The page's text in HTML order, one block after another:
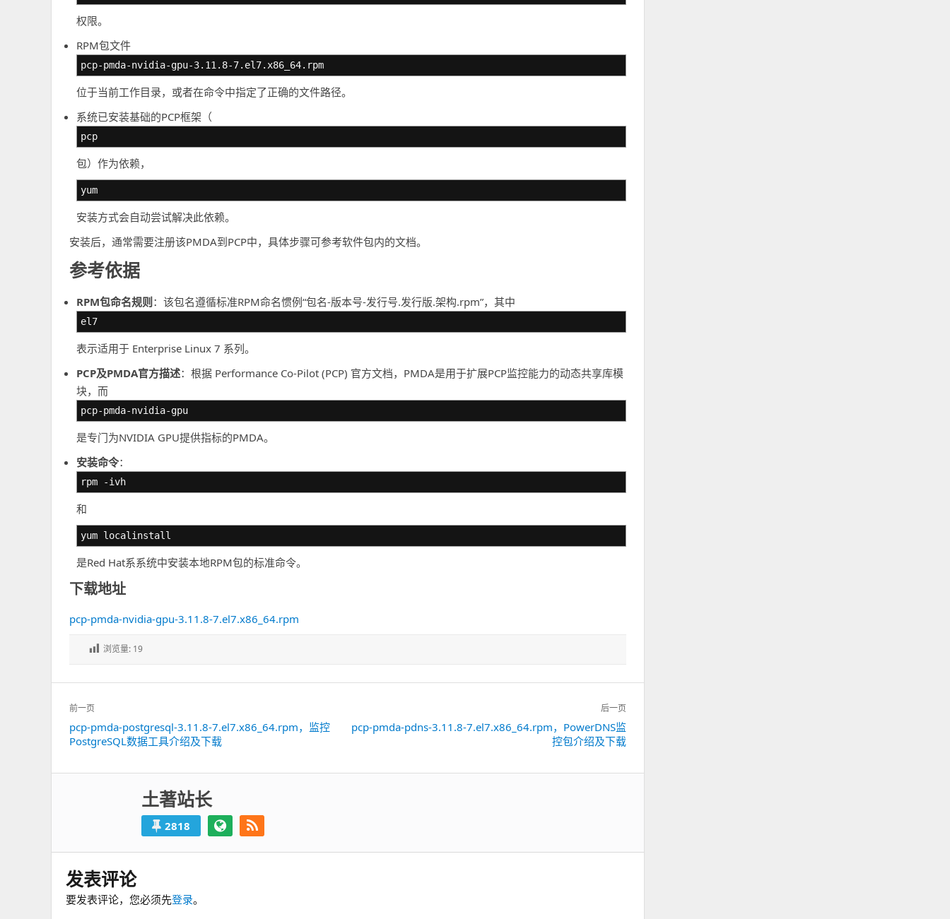
权限。
RPM包文件
pcp-pmda-nvidia-gpu-3.11.8-7.el7.x86_64.rpm
位于当前工作目录，或者在命令中指定了正确的文件路径。
系统已安装基础的PCP框架（
pcp
包）作为依赖，
yum
安装方式会自动尝试解决此依赖。
安装后，通常需要注册该PMDA到PCP中，具体步骤可参考软件包内的文档。
参考依据
RPM包命名规则 ：该包名遵循标准RPM命名惯例“包名-版本号-发行号.发行版.架构.rpm”，其中
el7
表示适用于 Enterprise Linux 7 系列。
PCP及PMDA官方描述：根据 Performance Co-Pilot (PCP) 官方文档，PMDA是用于扩展PCP监控能力的动态共享库模
块，而
pcp-pmda-nvidia-gpu
是专门为NVIDIA GPU提供指标的PMDA。
安装命令：
rpm -ivh
和
yum localinstall
是Red Hat系系统中安装本地RPM包的标准命令。
下载地址
pcp-pmda-nvidia-gpu-3.11.8-7.el7.x86_64.rpm
浏览量: 19
文
章
导
前一页
上
一
pcp-pmda-postgresql-3.11.8-7.el7.x86_64.rpm，监控
PostgreSQL数据工具介绍及下载
后一页
下
pcp-pmda-pdns-3.11.8-7.el7.x86_64.rpm，PowerDNS监
控包介绍及下载
土著站长
2818
发表评论
要发表评论，您必须先登录。